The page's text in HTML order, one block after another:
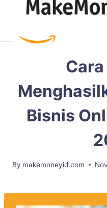
content
Bisnis
By makemoneyid.com